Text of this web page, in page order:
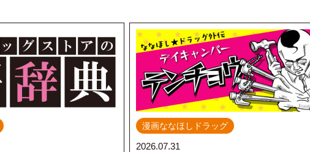
漫画ななほしドラッグ
2026.07.31